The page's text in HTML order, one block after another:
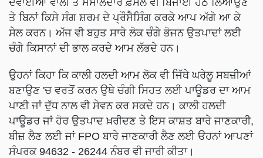
ਤੇ ਬਿਨਾਂ ਕਿਸੇ ਸੰਗ ਸ਼ਰਮ ਦੇ ਪ੍ਰੌਸੈਸਿੰਗ ਕਰਕੇ ਆਪ ਅੱਗੇ ਆ ਕੇ
ਸੇਲ ਕਰਨ। ਅੱਜ ਵੀ ਬਹੁਤ ਸਾਰੇ ਲੋਕ ਚੰਗੇ ਭੋਜਨ ਉਤਪਾਦਾਂ ਲਈ
ਚੰਗੇ ਕਿਸਾਨਾਂ ਦੀ ਭਾਲ ਕਰਦੇ ਆਮ ਲੱਭਦੇ ਹਨ।
ਉਹਨਾਂ ਕਿਹਾ ਕਿ ਕਾਲੀ ਹਲਦੀ ਆਮ ਲੋਕ ਵੀ ਜਿੱਥੇ ਘਰੇਲੂ ਸਬਜ਼ੀਆਂ
ਬਣਾਉਣ 'ਚ ਵਰਤੋਂ ਕਰਨ ਉਥੇ ਚੰਗੀ ਸਿਹਤ ਲਈ ਪਾਊਡਰ ਦਾ ਆਮ
ਪਾਣੀ ਜਾਂ ਦੁੱਧ ਨਾਲ ਵੀ ਸੇਵਨ ਕਰ ਸਕਦੇ ਹਨ। ਕਾਲੀ ਹਲਦੀ
ਪਾਊਡਰ ਜਾਂ ਹੋਰ ਉਤਪਾਦ ਖ਼ਰੀਦਣ ਤੇ ਇਸ ਕਾਸ਼ਤ ਬਾਰੇ ਜਾਣਕਾਰੀ,
ਬੀਜ਼ ਲੈਣ ਲਈ ਜਾਂ FPO ਬਾਰੇ ਜਾਣਕਾਰੀ ਲੈਣ ਲਈ ੳਹਨਾਂ ਆਪਣਾਂ
ਸੰਪਰਕ 94632 - 26244 ਨੰਬਰ ਵੀ ਜਾਰੀ ਕੀਤਾ।